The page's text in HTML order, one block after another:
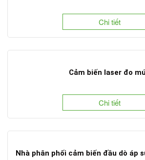
Chi tiết
Cảm biến laser đo
Chi tiết
Nhà phân phối cảm biến đầu dò áp